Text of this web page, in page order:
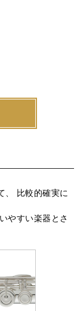
、 比較的確実に
やすい楽器とさ